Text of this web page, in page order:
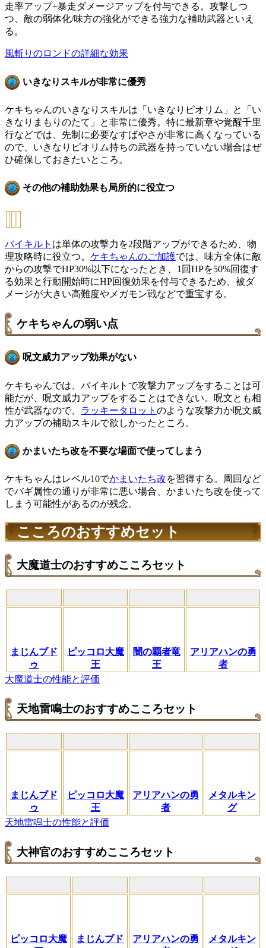
走率アップ+暴走ダメージアップを付与できる。攻撃しつ
つ、敵の弱体化/味方の強化ができる強力な補助武器といえ
る。
風斬りのロンドの詳細な効果
いきなりスキルが非常に優秀
ケキちゃんのいきなりスキルは「いきなりピオリム」と「い
きなりまもりのたて」と非常に優秀。特に最新章や覚醒千里
行などでは、先制に必要なすばやさが非常に高くなっている
ので、いきなりピオリム持ちの武器を持っていない場合はぜ
ひ確保しておきたいところ。
その他の補助効果も局所的に役立つ
バイキルト は単体の攻撃力を2段階アップができるため、物
理攻略時に役立つ。 ケキちゃんのご加護では、味方全体に敵
からの攻撃でHP30%以下になったとき、1回HPを50%回復す
る効果と行動開始時にHP回復効果を付与できるため、被ダ
メージが大きい高難度やメガモン戦などで重宝する。
ケキちゃんの弱い点
呪文威力アップ効果がない
ケキちゃんでは、バイキルトで攻撃力アップをすることは可
能だが、呪文威力アップをすることはできない。呪文とも相
性が武器なので、 ラッキータロット のような攻撃力か呪文威
力アップの補助スキルで欲しかったところ。
かまいたち改を不要な場面で使ってしまう
ケキちゃんはレベル10でかまいたち改を習得する。周回など
でバギ属性の通りが非常に悪い場合、かまいたち改を使って
しまう可能性があるのが残念。
こころのおすすめセット
大魔道士のおすすめこころセット
まじんブド
ゥ
ピッコロ大魔
王
闇の覇者竜
王
アリアハンの勇
者
大魔道士の性能と評価
天地雷鳴士のおすすめこころセット
まじんブド
ゥ
ピッコロ大魔
王
アリアハンの勇
者
メタルキン
グ
天地雷鳴士の性能と評価
大神官のおすすめこころセット
ピッコロ大魔
まじんブド
アリアハンの勇
メタルキン